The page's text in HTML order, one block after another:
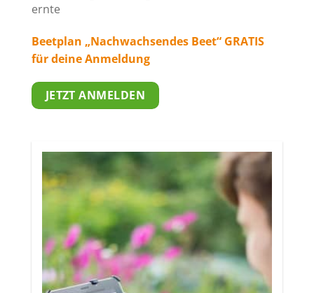
ernte
Beetplan „Nachwachsendes Beet“ GRATIS
für deine Anmeldung
JETZT ANMELDEN